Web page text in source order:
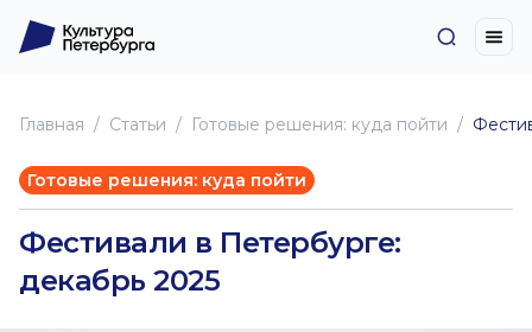
Главная Статьи Готовые решения: куда пойти
Готовые решения: куда пойти
Фестивали в Петербурге:
декабрь 2025